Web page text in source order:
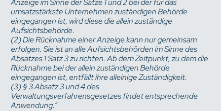
Anzeige im Sinne der Sätze 1 und 2 bei der für das
umsatzstärkste Unternehmen zuständigen Behörde
eingegangen ist, wird diese die allein zuständige
Aufsichtsbehörde.
(2) Die Rücknahme einer Anzeige kann nur gemeinsam
erfolgen. Sie ist an alle Aufsichtsbehörden im Sinne des
Absatzes 1 Satz 3 zu richten. Ab dem Zeitpunkt, zu dem die
Rücknahme bei der allein zuständigen Behörde
eingegangen ist, entfällt ihre alleinige Zuständigkeit.
(3) § 3 Absatz 3 und 4 des
Verwaltungsverfahrensgesetzes findet entsprechende
Anwendung.“